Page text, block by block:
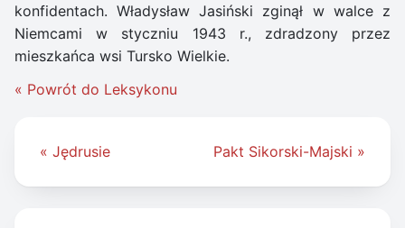
konfidentach. Władysław Jasiński zginął w walce z
Niemcami w styczniu 1943 r., zdradzony przez
mieszkańca wsi Tursko Wielkie.
« Powrót do Leksykonu
Nawigacja
« Jędrusie Pakt Sikorski-Majski »